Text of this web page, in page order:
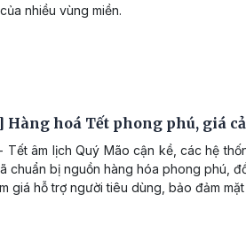
nhiều vùng miền.
Hàng hoá Tết phong phú, giá
Tết âm lịch Quý Mão cận kề, các hệ
chuẩn bị nguồn hàng hóa phong phú,
giá hỗ trợ người tiêu dùng, bảo đảm